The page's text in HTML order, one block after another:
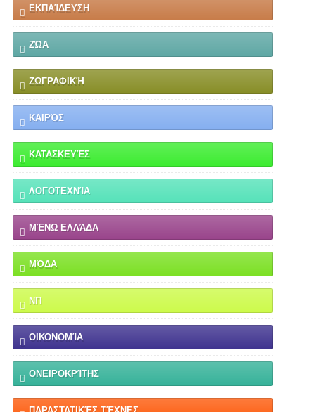
ΕΚΠΑΊΔΕΥΣΗ
ΖΏΑ
ΖΩΓΡΑΦΙΚΉ
ΚΑΙΡΌΣ
ΚΑΤΑΣΚΕΥΈΣ
ΛΟΓΟΤΕΧΝΊΑ
ΜΈΝΩ ΕΛΛΆΔΑ
ΜΌΔΑ
ΝΠ
ΟΙΚΟΝΟΜΊΑ
ΟΝΕΙΡΟΚΡΊΤΗΣ